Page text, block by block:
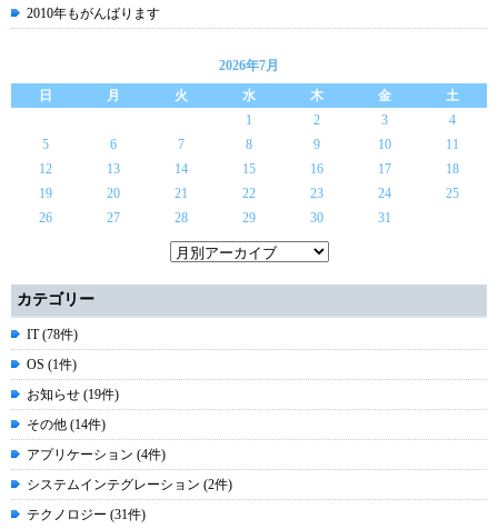
2010年もがんばります
2026年7月
日
月 火 水 木 金
土
1
2 3
4
5
6 7 8 9 10
11
12
13 14 15 16 17
18
19
20 21 22 23 24
25
26
27 28 29 30 31
カテゴリー
IT (78件)
OS (1件)
お知らせ (19件)
その他 (14件)
アプリケーション (4件)
システムインテグレーション (2件)
テクノロジー (31件)